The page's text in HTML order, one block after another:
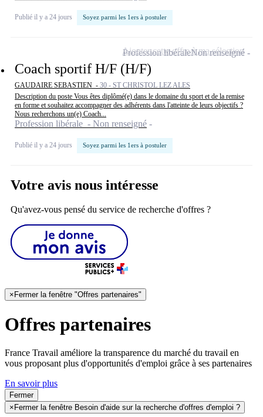
Publié il y a 24 jours Soyez parmi les 1ers à postuler
Coach sportif H/F (H/F)
GAUDAIRE SEBASTIEN - 30 - ST CHRISTOL LEZ ALES
Description du poste Vous êtes diplômé(e) dans le domaine du sport et de la remise
en forme et souhaitez accompagner des adhérents dans l'atteinte de leurs objectifs ?
Nous recherchons un(e) Coach...
Profession libérale - Non renseigné
Publié il y a 24 jours Soyez parmi les 1ers à postuler
Profession libéraleNon renseigné
Ajouter cette offre à ma sélection
Votre avis nous intéresse
Qu'avez-vous pensé du service de recherche d'offres ?
× Fermer la fenêtre "Offres partenaires"
Offres partenaires
France Travail améliore la transparence du marché du travail en
vous proposant plus d'opportunités d'emploi grâce à ses partenaires
En savoir plus
Fermer
× Fermer la fenêtre Besoin d'aide sur la recherche d'offres d'emploi ?